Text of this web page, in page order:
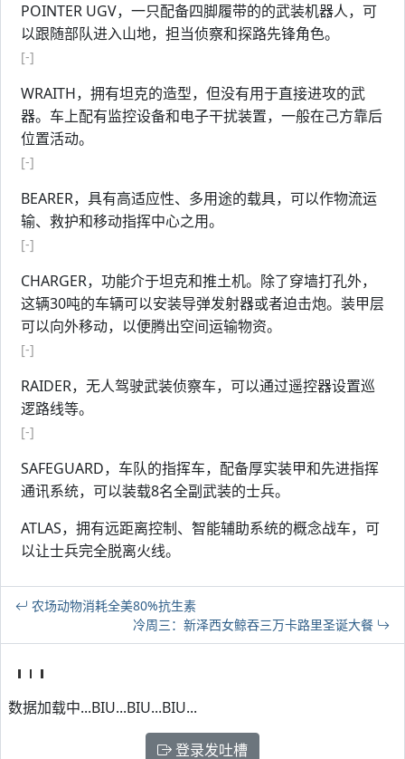
POINTER UGV，一只配备四脚履带的的武装机器人，可
以跟随部队进入山地，担当侦察和探路先锋角色。
[-]
WRAITH，拥有坦克的造型，但没有用于直接进攻的武
器。车上配有监控设备和电子干扰装置，一般在己方靠后
位置活动。
[-]
BEARER，具有高适应性、多用途的载具，可以作物流运
输、救护和移动指挥中心之用。
[-]
CHARGER，功能介于坦克和推土机。除了穿墙打孔外，
这辆30吨的车辆可以安装导弹发射器或者迫击炮。装甲层
可以向外移动，以便腾出空间运输物资。
[-]
RAIDER，无人驾驶武装侦察车，可以通过遥控器设置巡
逻路线等。
[-]
SAFEGUARD，车队的指挥车，配备厚实装甲和先进指挥
通讯系统，可以装载8名全副武装的士兵。
ATLAS，拥有远距离控制、智能辅助系统的概念战车，可
以让士兵完全脱离火线。
农场动物消耗全美80%抗生素
冷周三：新泽西女鲸吞三万卡路里圣诞大餐
数据加载中...BIU...BIU...BIU...
登录发吐槽